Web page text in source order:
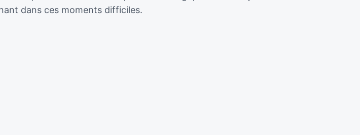
dans ces moments difficiles.